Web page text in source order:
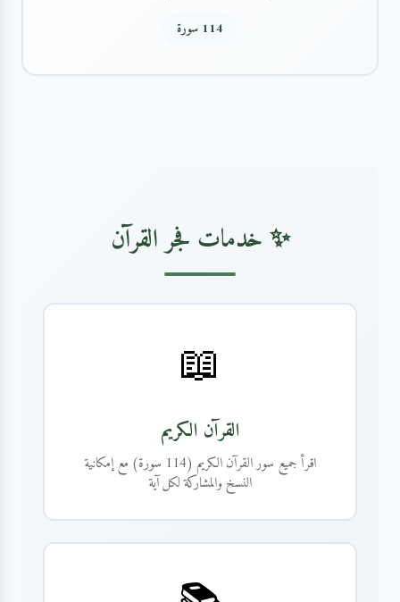
114 سورة
✨ خدمات فجر القرآن
📖
القرآن الكريم
اقرأ جميع سور القرآن الكريم (114 سورة) مع إمكانية
النسخ والمشاركة لكل آية